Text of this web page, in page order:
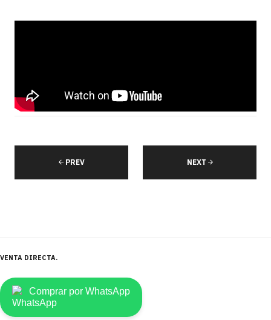
PREV NEXT
VENTA DIRECTA
Comprar por WhatsApp